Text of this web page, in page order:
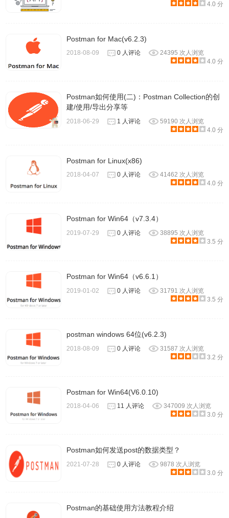
4.0 分
Postman for Mac(v6.2.3)
2018-08-09 0 人评论
24395 次人浏览
4.0 分
Postman如何使用(二)：Postman Collection的创
建/使用/导出分享等
2018-06-29 1 人评论
59190 次人浏览
4.0 分
Postman for Linux(x86)
2018-04-07 0 人评论
41462 次人浏览
4.0 分
Postman for Win64（v7.3.4）
2019-07-29 0 人评论
38895 次人浏览
3.5 分
Postman for Win64（v6.6.1）
2019-01-02 0 人评论
31791 次人浏览
3.5 分
postman windows 64位(v6.2.3)
2018-08-09 0 人评论
31587 次人浏览
3.2 分
Postman for Win64(V6.0.10)
2018-04-06 11 人评论
347009 次人浏览
3.0 分
Postman如何发送post的数据类型？
2021-07-28 0 人评论
9878 次人浏览
3.0 分
Postman的基础使用方法教程介绍